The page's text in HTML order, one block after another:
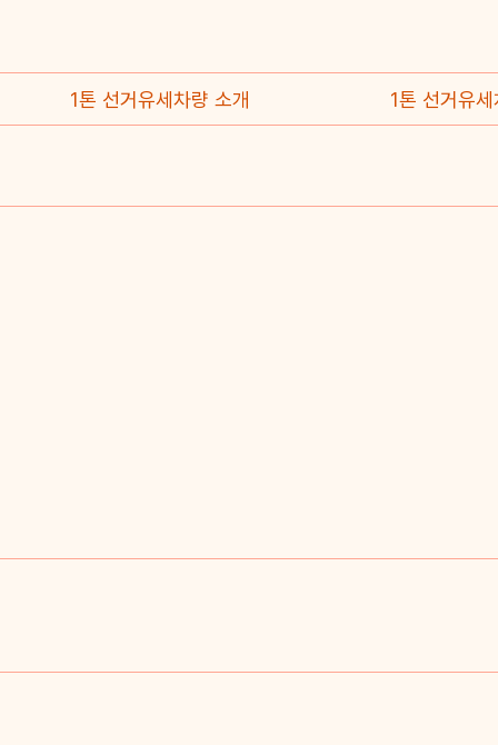
1톤 선거유세차량 소개 1톤 선거유